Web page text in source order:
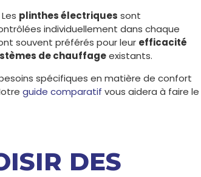
plinthes électriques sont
individuellement dans chaque
souvent préférés pour leur efficacité
de chauffageexistants.
spécifiques en matière de confort
guide comparatif vous aidera à faire le
DES